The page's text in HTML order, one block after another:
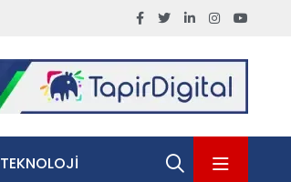
TEKNOLOJI